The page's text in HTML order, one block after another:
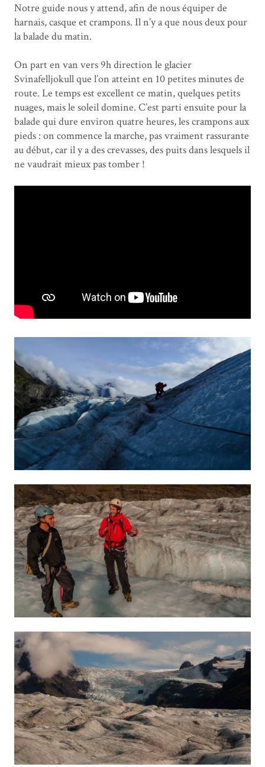
Notre guide nous y attend, afin de nous équiper de
harnais, casque et crampons. Il n’y a que nous deux pour
la balade du matin.
On part en van vers 9h direction le glacier
Svinafelljokull que l’on atteint en 10 petites minutes de
route. Le temps est excellent ce matin, quelques petits
nuages, mais le soleil domine. C’est parti ensuite pour la
balade qui dure environ quatre heures, les crampons aux
pieds : on commence la marche, pas vraiment rassurante
au début, car il y a des crevasses, des puits dans lesquels il
ne vaudrait mieux pas tomber !